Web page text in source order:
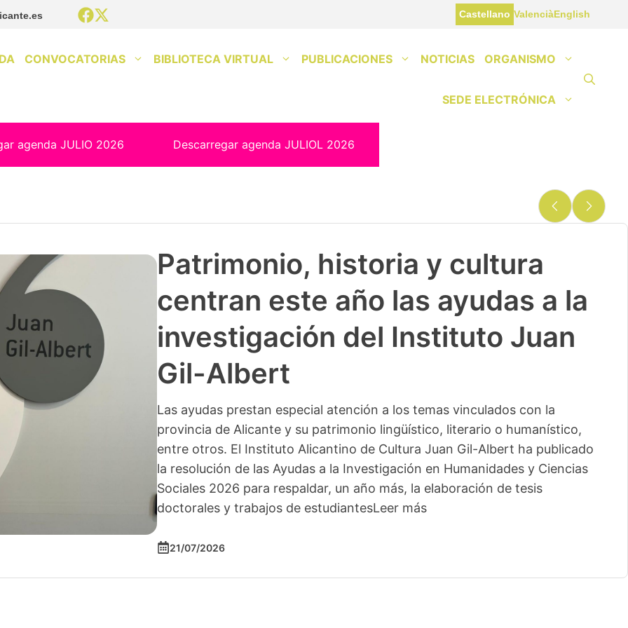
Castellano ValenciàEnglish
CONVOCATORIAS BIBLIOTECA VIRTUAL PUBLICACIONES NOTICIAS ORGANISMO
SEDE ELECTRÓNICA
agenda JULIO 2026 Descarregar agenda JULIOL 2026
Patrimonio, historia y cultura
centran este año las ayudas a la
investigación del Instituto Juan
Gil-Albert
Las ayudas prestan especial atención a los temas vinculados con la
provincia de Alicante y su patrimonio lingüístico, literario o humanístico,
entre otros. El Instituto Alicantino de Cultura Juan Gil-Albert ha publicado
la resolución de las Ayudas a la Investigación en Humanidades y Ciencias
Sociales 2026 para respaldar, un año más, la elaboración de tesis
doctorales y trabajos de estudiantesLeer más
21/07/2026